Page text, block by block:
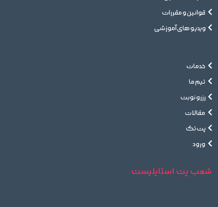
قوانین و مقررات
ویدیو های آموزشی
خدمات
تیم ما
رزرو نوبت
مقالات
پت تگ
ورود
شعب پت استایلیست